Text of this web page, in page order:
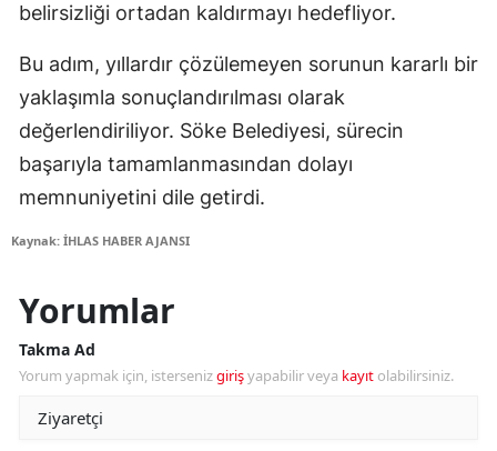
belirsizliği ortadan kaldırmayı hedefliyor.
Bu adım, yıllardır çözülemeyen sorunun kararlı bir
yaklaşımla sonuçlandırılması olarak
değerlendiriliyor. Söke Belediyesi, sürecin
başarıyla tamamlanmasından dolayı
memnuniyetini dile getirdi.
Kaynak: İHLAS HABER AJANSI
Yorumlar
Takma Ad
Yorum yapmak için, istersenizgirişyapabilir veya kayıt olabilirsiniz.